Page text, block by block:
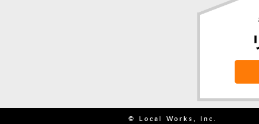
© Local Works, Inc.